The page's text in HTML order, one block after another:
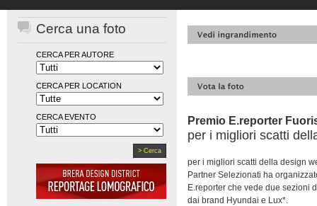
Cerca una foto
CERCA PER AUTORE
CERCA PER LOCATION
CERCA EVENTO Premio E.reporter
per i migliori scatti
per i migliori scatti della design
Partner Selezionati ha
E.reporter che vede due sezioni
dai brand Hyundai e Lux*.